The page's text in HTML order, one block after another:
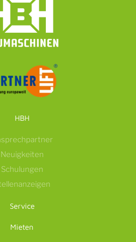
HBH
Neuigkeiten
Schulungen
Service
Mieten